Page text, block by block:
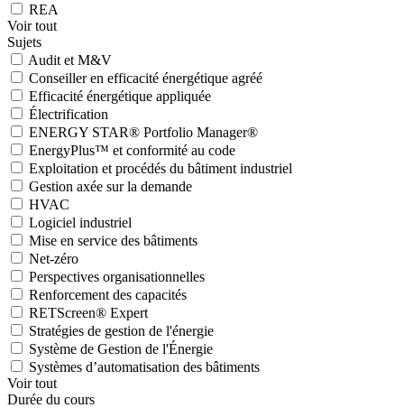
REA
Voir tout
Sujets
Audit et M&V
Conseiller en efficacité énergétique agréé
Efficacité énergétique appliquée
Électrification
ENERGY STAR® Portfolio Manager®
EnergyPlus™ et conformité au code
Exploitation et procédés du bâtiment industriel
Gestion axée sur la demande
HVAC
Logiciel industriel
Mise en service des bâtiments
Net-zéro
Perspectives organisationnelles
Renforcement des capacités
RETScreen® Expert
Stratégies de gestion de l'énergie
Système de Gestion de l'Énergie
Systèmes d’automatisation des bâtiments
Voir tout
Durée du cours